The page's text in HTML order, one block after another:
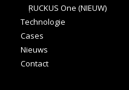
RUCKUS One (NIEUW)
Technologie
Cases
Nieuws
Contact